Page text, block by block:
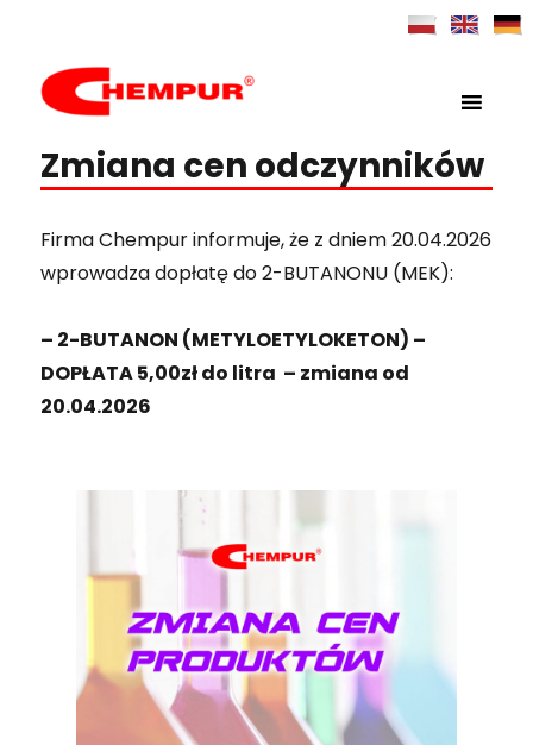
Chempur
Zmiana cen odczynników
Firma Chempur informuje, że z dniem 20.04.2026
wprowadza dopłatę do 2-BUTANONU (MEK):
– 2-BUTANON (METYLOETYLOKETON) –
DOPŁATA 5,00zł do litra – zmiana od
20.04.2026